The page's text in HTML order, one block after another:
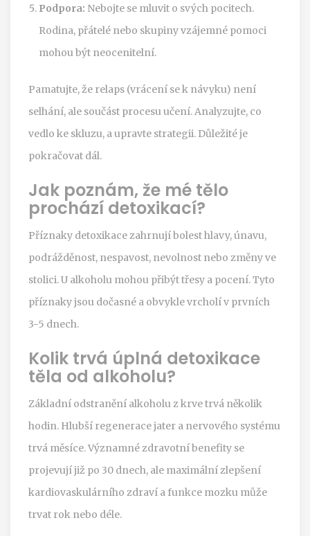
Podpora: Nebojte se mluvit o svých pocitech.
Rodina, přátelé nebo skupiny vzájemné pomoci
mohou být neocenitelní.
Pamatujte, že relaps (vrácení se k návyku) není
selhání, ale součást procesu učení. Analyzujte, co
vedlo ke skluzu, a upravte strategii. Důležité je
pokračovat dál.
Jak poznám, že mé tělo
prochází detoxikací?
Příznaky detoxikace zahrnují bolest hlavy, únavu,
podrážděnost, nespavost, nevolnost nebo změny ve
stolici. U alkoholu mohou přibýt třesy a pocení. Tyto
příznaky jsou dočasné a obvykle vrcholí v prvních
3-5 dnech.
Kolik trvá úplná detoxikace
těla od alkoholu?
Základní odstranění alkoholu z krve trvá několik
hodin. Hlubší regenerace jater a nervového systému
trvá měsíce. Významné zdravotní benefity se
projevují již po 30 dnech, ale maximální zlepšení
kardiovaskulárního zdraví a funkce mozku může
trvat rok nebo déle.